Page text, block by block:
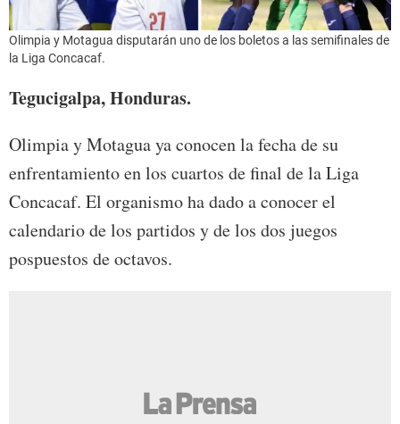
Olimpia y Motagua disputarán uno de los boletos a las semifinales de
la Liga Concacaf.
Tegucigalpa, Honduras.
Olimpia y Motagua ya conocen la fecha de su
enfrentamiento en los cuartos de final de la Liga
Concacaf. El organismo ha dado a conocer el
calendario de los partidos y de los dos juegos
pospuestos de octavos.